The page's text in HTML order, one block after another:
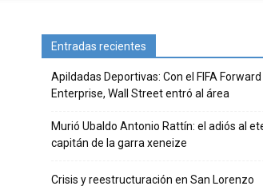
Entradas recientes
Apildadas Deportivas: Con el FIFA Forward
Enterprise, Wall Street entró al área
Murió Ubaldo Antonio Rattín: el adiós al
capitán de la garra xeneize
Crisis y reestructuración en San Lorenzo